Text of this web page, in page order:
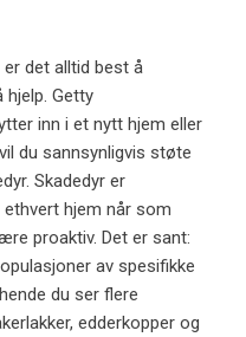
er det alltid best å
Getty
inn i et nytt hjem eller
du sannsynligvis støte
Skadedyr er
hjem når som
proaktiv. Det er sant:
av spesifikke
du ser flere
edderkopper og